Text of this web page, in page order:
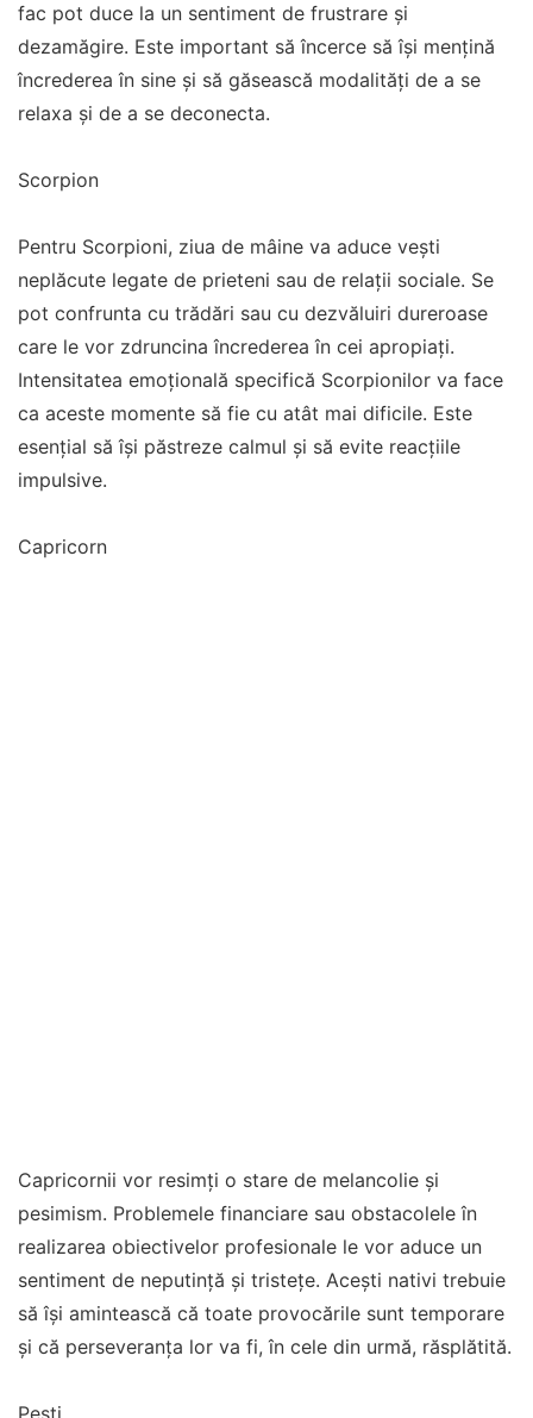
fac pot duce la un sentiment de frustrare și
dezamăgire. Este important să încerce să își mențină
încrederea în sine și să găsească modalități de a se
relaxa și de a se deconecta.
Scorpion
Pentru Scorpioni, ziua de mâine va aduce vești
neplăcute legate de prieteni sau de relații sociale. Se
pot confrunta cu trădări sau cu dezvăluiri dureroase
care le vor zdruncina încrederea în cei apropiați.
Intensitatea emoțională specifică Scorpionilor va face
ca aceste momente să fie cu atât mai dificile. Este
esențial să își păstreze calmul și să evite reacțiile
impulsive.
Capricorn
Capricornii vor resimți o stare de melancolie și
pesimism. Problemele financiare sau obstacolele în
realizarea obiectivelor profesionale le vor aduce un
sentiment de neputință și tristețe. Acești nativi trebuie
să își amintească că toate provocările sunt temporare
și că perseveranța lor va fi, în cele din urmă, răsplătită.
Pești